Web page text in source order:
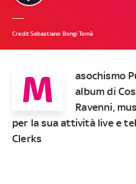
Credit Sebastiano Bongi Tomà
M
asochismo
album di
Ravenni,
per la sua attività live e
Clerks